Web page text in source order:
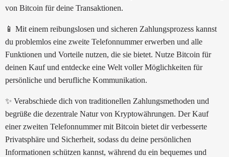
von Bitcoin für deine Transaktionen.
📱 Mit einem reibungslosen und sicheren Zahlungsprozess kannst
du problemlos eine zweite Telefonnummer erwerben und alle
Funktionen und Vorteile nutzen, die sie bietet. Nutze Bitcoin für
deinen Kauf und entdecke eine Welt voller Möglichkeiten für
persönliche und berufliche Kommunikation.
✨ Verabschiede dich von traditionellen Zahlungsmethoden und
begrüße die dezentrale Natur von Kryptowährungen. Der Kauf
einer zweiten Telefonnummer mit Bitcoin bietet dir verbesserte
Privatsphäre und Sicherheit, sodass du deine persönlichen
Informationen schützen kannst, während du ein bequemes und